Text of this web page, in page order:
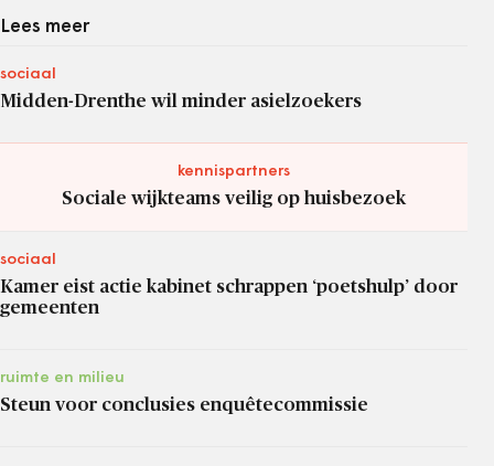
Lees meer
sociaal
Midden-Drenthe wil minder asielzoekers
kennispartners
Sociale wijkteams veilig op huisbezoek
sociaal
Kamer eist actie kabinet schrappen ‘poetshulp’ door
gemeenten
ruimte en milieu
Steun voor conclusies enquêtecommissie